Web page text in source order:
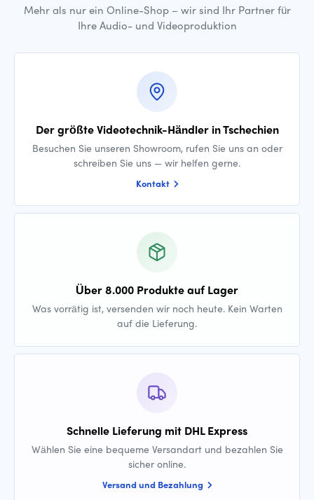
Mehr als nur ein Online-Shop – wir sind Ihr Partner für
Ihre Audio- und Videoproduktion
Der größte Videotechnik-Händler in Tschechien
Besuchen Sie unseren Showroom, rufen Sie uns an oder
schreiben Sie uns — wir helfen gerne.
Kontakt
Über 8.000 Produkte auf Lager
Was vorrätig ist, versenden wir noch heute. Kein Warten
auf die Lieferung.
Schnelle Lieferung mit DHL Express
Wählen Sie eine bequeme Versandart und bezahlen Sie
sicher online.
Versand und Bezahlung